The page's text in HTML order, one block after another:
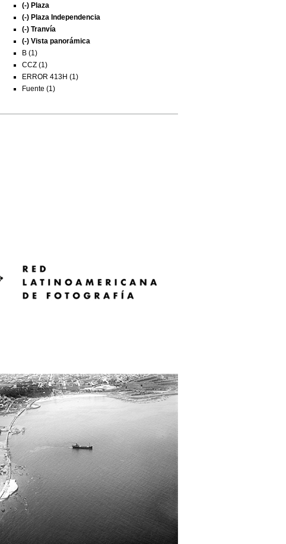
(-) Plaza
(-) Plaza Independencia
(-) Tranvía
(-) Vista panorámica
B (1)
CCZ (1)
ERROR 413H (1)
Fuente (1)